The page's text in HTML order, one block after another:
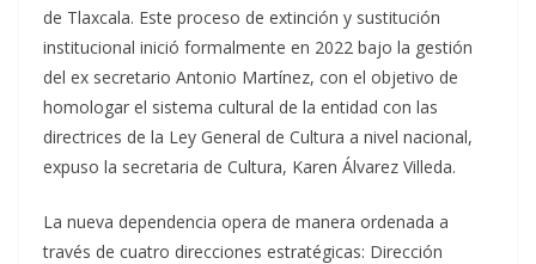
de Tlaxcala. Este proceso de extinción y sustitución
institucional inició formalmente en 2022 bajo la gestión
del ex secretario Antonio Martínez, con el objetivo de
homologar el sistema cultural de la entidad con las
directrices de la Ley General de Cultura a nivel nacional,
expuso la secretaria de Cultura, Karen Álvarez Villeda.
La nueva dependencia opera de manera ordenada a
través de cuatro direcciones estratégicas: Dirección